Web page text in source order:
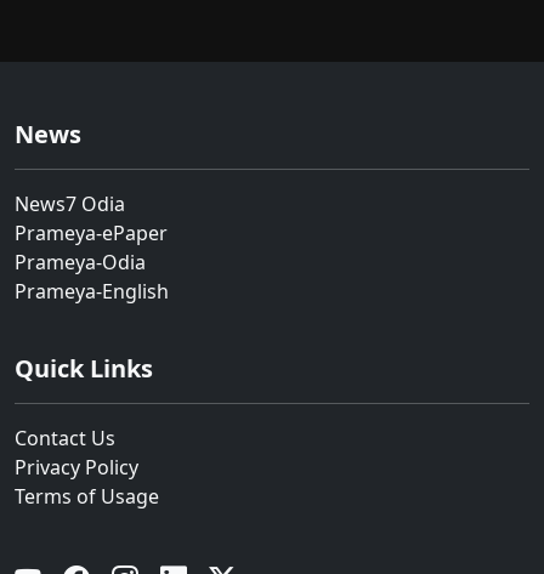
News
News7 Odia
Prameya-ePaper
Prameya-Odia
Prameya-English
Quick Links
Contact Us
Privacy Policy
Terms of Usage
YouTube Facebook Instagram Linkedin